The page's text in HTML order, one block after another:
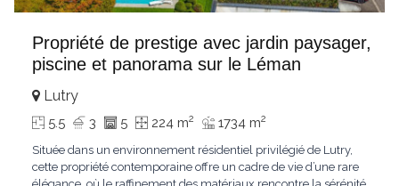
Propriété de prestige avec jardin paysager,
piscine et panorama sur le Léman
Lutry
5.5 3 5 224 m2 1734 m2
Située dans un environnement résidentiel privilégié de Lutry,
cette propriété contemporaine offre un cadre de vie d’une rare